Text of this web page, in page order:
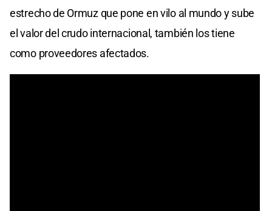
estrecho de Ormuz que pone en vilo al mundo y sube
el valor del crudo internacional, también los tiene
como proveedores afectados.